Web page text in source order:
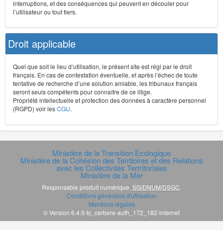
interruptions, et des conséquences qui peuvent en découler pour
l’utilisateur ou tout tiers.
Droit applicable
Quel que soit le lieu d’utilisation, le présent site est régi par le droit
français. En cas de contestation éventuelle, et après l’échec de toute
tentative de recherche d’une solution amiable, les tribunaux français
seront seuls compétents pour connaître de ce litige.
Propriété intellectuelle et protection des données à caractère personnel
(RGPD) voir lesCGU.
Ministère de la Transition Écologique
Ministère de la Cohésion des Territoires et des Relations
avec les Collectivités Terrritoriales
Ministère de la Mer
Responsable produit numérique SG/DNUM/DSGC
Conditions générales d'utilisation
Mentions légales
© Version 6.4.5-tc_cerbere-auth_172_182-internet